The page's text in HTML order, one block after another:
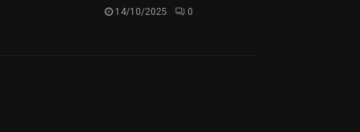
14/10/2025 0